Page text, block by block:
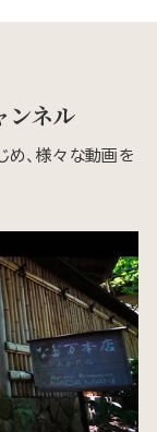
ネル
め、様々な動画を